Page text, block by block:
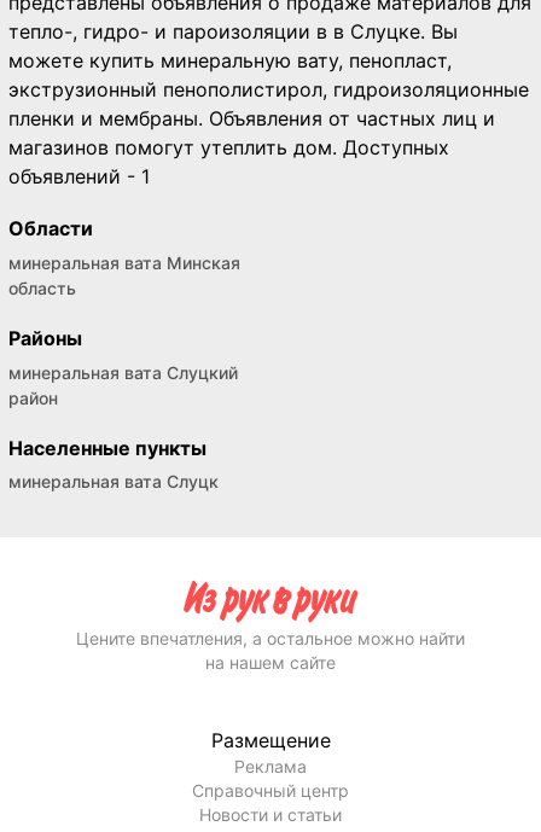
тепло-, гидро- и пароизоляции в в Слуцке. Вы
можете купить минеральную вату, пенопласт,
экструзионный пенополистирол, гидроизоляционные
пленки и мембраны. Объявления от частных лиц и
магазинов помогут утеплить дом. Доступных
объявлений - 1
Области
минеральная вата Минская
область
Районы
минеральная вата Слуцкий
район
Населенные пункты
минеральная вата Слуцк
Цените впечатления, а остальное можно найти
на нашем сайте
Размещение
Реклама
Справочный центр
Новости и статьи